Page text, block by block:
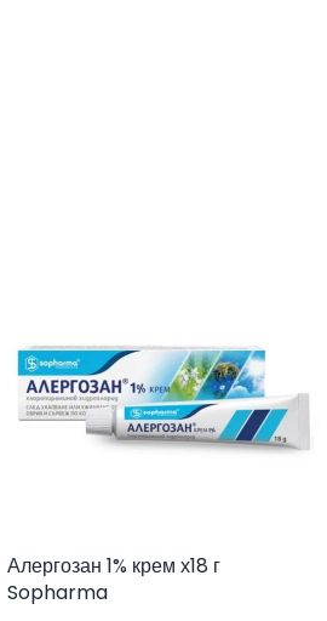
Алергозан 1% крем х18 г
Sopharma